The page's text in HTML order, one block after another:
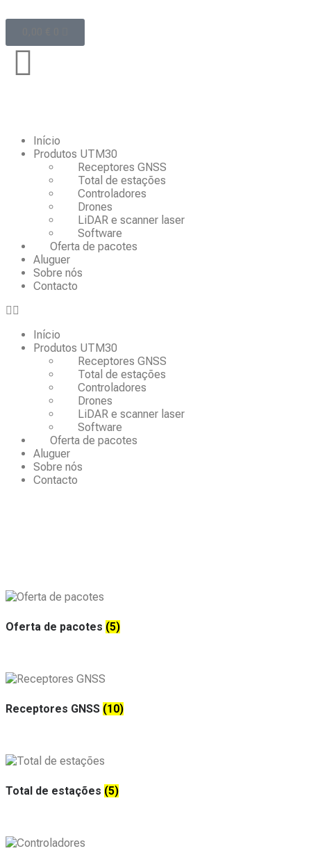
Início
Produtos UTM30
Receptores GNSS
Total de estações
Controladores
Drones
LiDAR e scanner laser
Software
Oferta de pacotes
Aluguer
Sobre nós
Contacto
Início
Produtos UTM30
Receptores GNSS
Total de estações
Controladores
Drones
LiDAR e scanner laser
Software
Oferta de pacotes
Aluguer
Sobre nós
Contacto
Oferta de pacotes (5)
Receptores GNSS (10)
Total de estações (5)